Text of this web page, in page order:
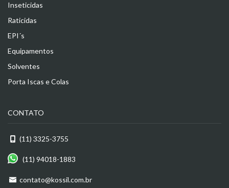
Inseticidas
Raticidas
EPI´s
Equipamentos
Solventes
Porta Iscas e Colas
CONTATO
(11) 3325-3755
(11) 94018-1883
contato@kossil.com.br